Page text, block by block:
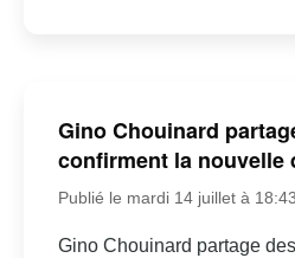
Gino Chouinard
confirment la nouvelle
Publié le mardi 14 juillet à 18:43
Gino Chouinard partage